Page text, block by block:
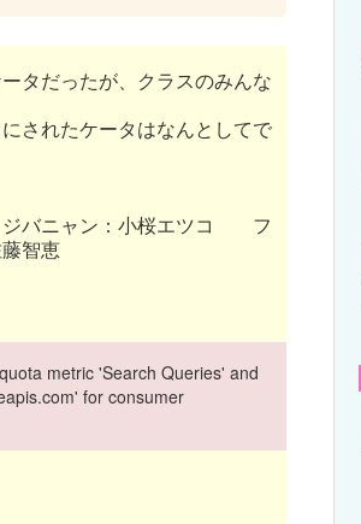
タだったが、クラスのみんな
されたケータはなんとしてで
バニャン：小桜エツコ フ
智恵
metric 'Search Queries' and
for consumer